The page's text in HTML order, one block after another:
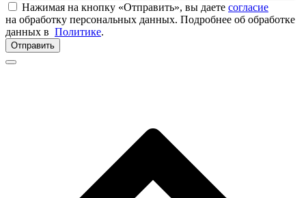
Нажимая на кнопку «Отправить», вы даете согласие
на обработку персональных данных. Подробнее об обработке
данных в Политике.
Отправить